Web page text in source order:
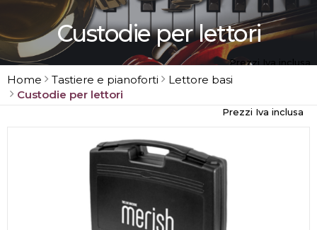
Custodie per lettori
Prezzi Iva inclusa
Home Tastiere e pianoforti
Lettore basi
Custodie per lettori
Prezzi Iva inclusa